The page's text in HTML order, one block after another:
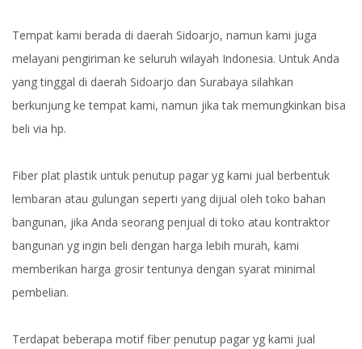
Tempat kami berada di daerah Sidoarjo, namun kami juga
melayani pengiriman ke seluruh wilayah Indonesia. Untuk Anda
yang tinggal di daerah Sidoarjo dan Surabaya silahkan
berkunjung ke tempat kami, namun jika tak memungkinkan bisa
beli via hp.
Fiber plat plastik untuk penutup pagar yg kami jual berbentuk
lembaran atau gulungan seperti yang dijual oleh toko bahan
bangunan, jika Anda seorang penjual di toko atau kontraktor
bangunan yg ingin beli dengan harga lebih murah, kami
memberikan harga grosir tentunya dengan syarat minimal
pembelian.
Terdapat beberapa motif fiber penutup pagar yg kami jual